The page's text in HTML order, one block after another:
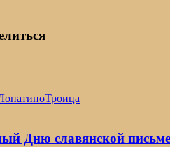
Троица
Дню славянской